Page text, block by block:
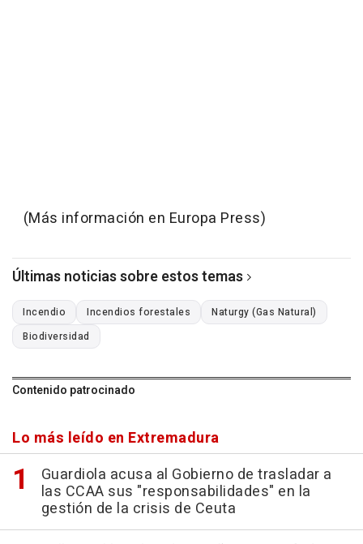
(Más información en Europa Press)
Últimas noticias sobre estos temas
Incendio Incendios forestales
Naturgy (Gas Natural)
Biodiversidad
Contenido patrocinado
Lo más leído en Extremadura
Guardiola acusa al Gobierno de trasladar a
las CCAA sus "responsabilidades" en la
gestión de la crisis de Ceuta